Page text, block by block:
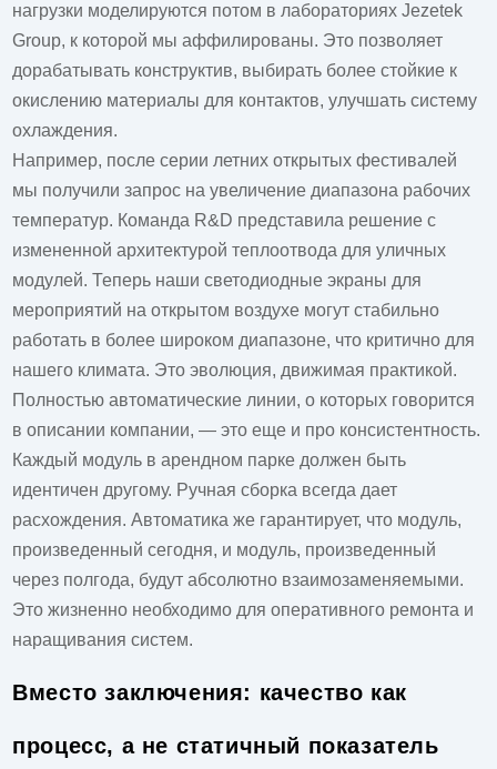
нагрузки моделируются потом в лабораториях Jezetek
Group, к которой мы аффилированы. Это позволяет
дорабатывать конструктив, выбирать более стойкие к
окислению материалы для контактов, улучшать систему
охлаждения.
Например, после серии летних открытых фестивалей
мы получили запрос на увеличение диапазона рабочих
температур. Команда R&D представила решение с
измененной архитектурой теплоотвода для уличных
модулей. Теперь нашисветодиодные экраны для
мероприятий на открытом воздухе могут стабильно
работать в более широком диапазоне, что критично для
нашего климата. Это эволюция, движимая практикой.
Полностью автоматические линии, о которых говорится
в описании компании, — это еще и про консистентность.
Каждый модуль в арендном парке должен быть
идентичен другому. Ручная сборка всегда дает
расхождения. Автоматика же гарантирует, что модуль,
произведенный сегодня, и модуль, произведенный
через полгода, будут абсолютно взаимозаменяемыми.
Это жизненно необходимо для оперативного ремонта и
наращивания систем.
Вместо заключения: качество как
процесс, а не статичный показатель